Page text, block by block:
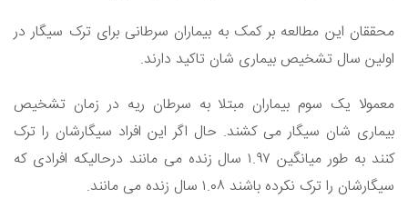
محققان این مطالعه بر کمک به بیماران سرطانی برای ترک سیگار در
اولین سال تشخیص بیماری شان تاکید دارند.
معمولا یک سوم بیماران مبتلا به سرطان ریه در زمان تشخیص
بیماری شان سیگار می کشند. حال اگر این افراد سیگارشان را ترک
کنند به طور میانگین ۱.۹۷ سال زنده می مانند درحالیکه افرادی که
سیگارشان را ترک نکرده باشند ۱.۰۸ سال زنده می مانند.